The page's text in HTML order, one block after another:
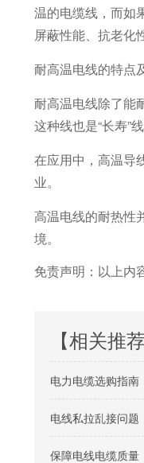
温的电缆线，而如
屏蔽性能、抗老化
耐高温电线的特点
耐高温电线除了能
这种线也是“长寿”
在应用中，高温导
业。
高温电线的耐热性
境。
免责声明：以上内
【相关推荐
电力电缆选购指
电线私拉乱接问题
保障电线电缆质量